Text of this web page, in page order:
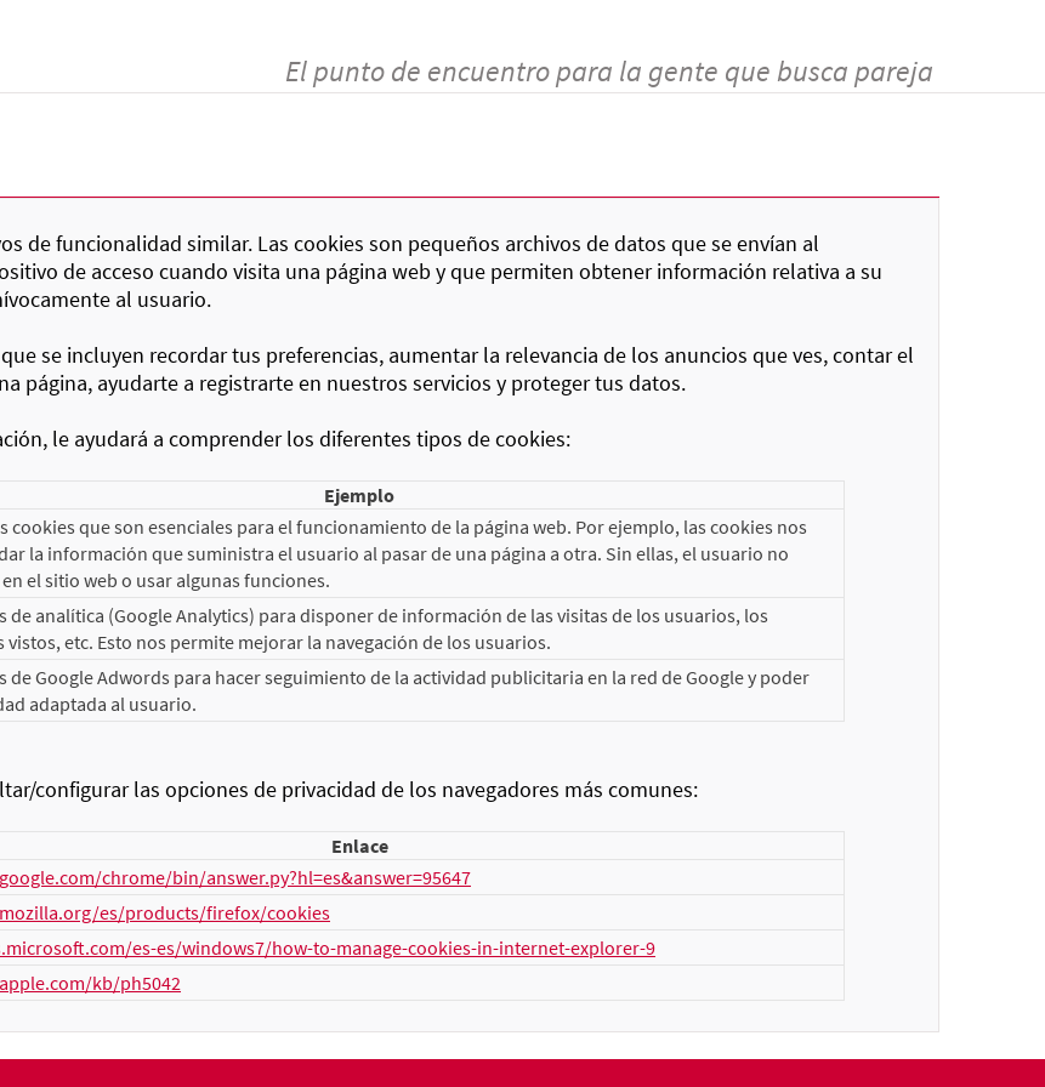
El punto de encuentro para la gente que busca pareja
de funcionalidad similar. Las cookies son pequeños archivos de datos que se envían al
de acceso cuando visita una página web y que permiten obtener información relativa a su
al usuario.
se incluyen recordar tus preferencias, aumentar la relevancia de los anuncios que ves, contar el
página, ayudarte a registrarte en nuestros servicios y proteger tus datos.
le ayudará a comprender los diferentes tipos de cookies:
Ejemplo
cookies que son esenciales para el funcionamiento de la página web. Por ejemplo, las cookies nos
la información que suministra el usuario al pasar de una página a otra. Sin ellas, el usuario no
el sitio web o usar algunas funciones.
de analítica (Google Analytics) para disponer de información de las visitas de los usuarios, los
vistos, etc. Esto nos permite mejorar la navegación de los usuarios.
de Google Adwords para hacer seguimiento de la actividad publicitaria en la red de Google y poder
adaptada al usuario.
configurar las opciones de privacidad de los navegadores más comunes:
Enlace
chrome/bin/answer.py?hl=es&answer=95647
es/products/firefox/cookies
es-es/windows7/how-to-manage-cookies-in-internet-explorer-9
kb/ph5042